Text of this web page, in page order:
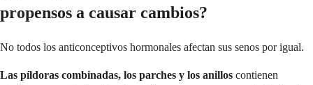
propensos a causar cambios?
No todos los anticonceptivos hormonales afectan sus senos por igual.
Las píldoras combinadas, los parches y los anillos contienen